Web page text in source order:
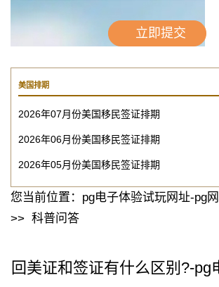
美国排期
2026年07月份美国移民签证排期
2026年06月份美国移民签证排期
2026年05月份美国移民签证排期
您当前位置： pg电子体验试玩网址-pg
>> 科普问答
回美证和签证有什么区别?-pg